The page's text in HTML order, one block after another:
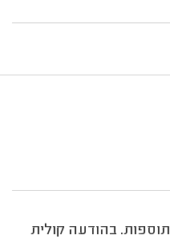
בהודעה קולית